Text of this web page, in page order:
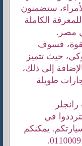
ستضمنون
للمعرفة الكاملة
مصر.
فسوف
حيث تتميز
إلى ذلك،
إلى 60% للإيجارات طويلة
4*4. فلا تترددوا في
يمكنكم